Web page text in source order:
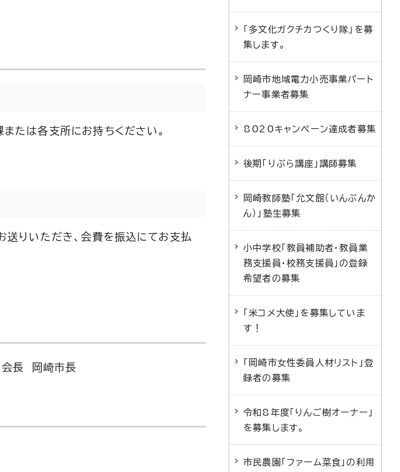
たは各支所にお持ちください。
いただき、会費を振込にてお支払
長 岡崎市長
「多文化ガクチカつくり隊」を募
集します。
岡崎市地域電力小売事業パート
ナー事業者募集
8020キャンペーン達成者募集
後期「りぶら講座」講師募集
岡崎教師塾「允文館（いんぶんか
ん）」塾生募集
小中学校「教員補助者・教員業
務支援員・校務支援員」の登録
希望者の募集
「米コメ大使」を募集していま
す！
「岡崎市女性委員人材リスト」登
録者の募集
令和8年度「りんご樹オーナー」
を募集します。
市民農園「ファーム菜食」の利用